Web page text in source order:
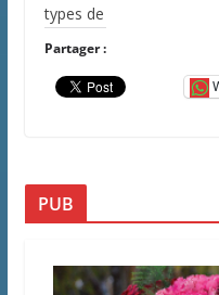
types de
Partager :
PUB